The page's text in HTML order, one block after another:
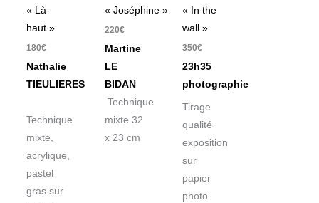
« Là-
haut »
180€
Nathalie
TIEULIERES
Technique
mixte,
acrylique,
pastel
gras sur
« Joséphine »
220€
Martine
LE
BIDAN
Technique
mixte 32
x 23 cm
« In the
wall »
350€
23h35
photographie
Tirage
qualité
exposition
sur
papier
photo